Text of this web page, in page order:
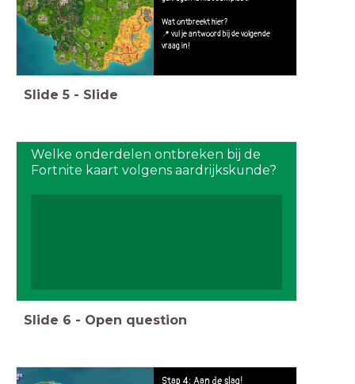
Wat ontbreekt hier?
📍 vul je antwoord bij de volgende
vraag in!
Slide 5 - Slide
Welke onderdelen ontbreken bij de
Fortnite kaart volgens aardrijkskunde?
Slide 6 - Open question
Stap 4: Aan de slag!